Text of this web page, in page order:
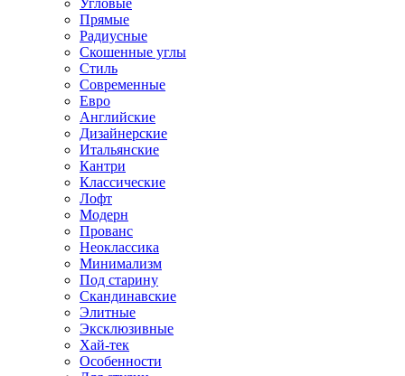
Угловые
Прямые
Радиусные
Скошенные углы
Стиль
Современные
Евро
Английские
Дизайнерские
Итальянские
Кантри
Классические
Лофт
Модерн
Прованс
Неоклассика
Минимализм
Под старину
Скандинавские
Элитные
Эксклюзивные
Хай-тек
Особенности